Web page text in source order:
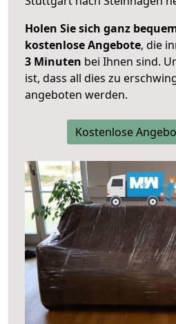
Holen Sie sich ganz
kostenlose Angebote, die
3 Minuten bei Ihnen sind.
ist, dass all dies zu
angeboten werden.
Kostenlose